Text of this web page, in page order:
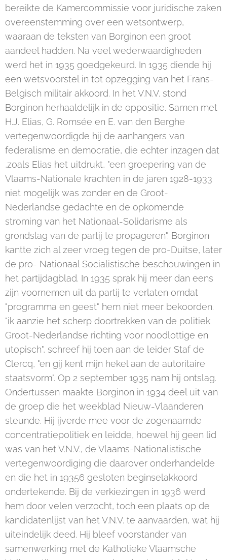
bereikte de Kamercommissie voor juridische zaken
overeenstemming over een wetsontwerp,
waaraan de teksten van Borginon een groot
aandeel hadden. Na veel wederwaardigheden
werd het in 1935 goedgekeurd. In 1935 diende hij
een wetsvoorstel in tot opzegging van het Frans-
Belgisch militair akkoord. In het V.N.V. stond
Borginon herhaaldelijk in de oppositie. Samen met
H.J. Elias, G. Romsée en E. van den Berghe
vertegenwoordigde hij de aanhangers van
federalisme en democratie, die echter inzagen dat
,zoals Elias het uitdrukt, "een groepering van de
Vlaams-Nationale krachten in de jaren 1928-1933
niet mogelijk was zonder en de Groot-
Nederlandse gedachte en de opkomende
stroming van het Nationaal-Solidarisme als
grondslag van de partij te propageren". Borginon
kantte zich al zeer vroeg tegen de pro-Duitse, later
de pro- Nationaal Socialistische beschouwingen in
het partijdagblad. In 1935 sprak hij meer dan eens
zijn voornemen uit da partij te verlaten omdat
"programma en geest" hem niet meer bekoorden.
"ik aanzie het scherp doortrekken van de politiek
Groot-Nederlandse richting voor noodlottige en
utopisch", schreef hij toen aan de leider Staf de
Clercq, "en gij kent mijn hekel aan de autoritaire
staatsvorm". Op 2 september 1935 nam hij ontslag.
Ondertussen maakte Borginon in 1934 deel uit van
de groep die het weekblad Nieuw-Vlaanderen
steunde. Hij ijverde mee voor de zogenaamde
concentratiepolitiek en leidde, hoewel hij geen lid
was van het V.N.V., de Vlaams-Nationalistische
vertegenwoordiging die daarover onderhandelde
en die het in 19356 gesloten beginselakkoord
ondertekende. Bij de verkiezingen in 1936 werd
hem door velen verzocht, toch een plaats op de
kandidatenlijst van het V.N.V. te aanvaarden, wat hij
uiteindelijk deed. Hij bleef voorstander van
samenwerking met de Katholieke Vlaamsche